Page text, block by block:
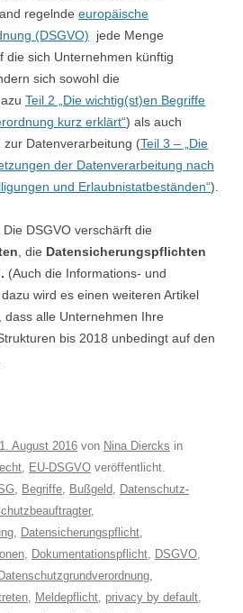
regelnde europäische
(DSGVO) jede Menge
die sich Unternehmen künftig
sich sowohl die
Teil 2 „Die wichtig(st)en Begriffe
kurz erklärt“) als auch
zur Datenverarbeitung (Teil 3 – „Die
der Datenverarbeitung nach
und Erlaubnistatbeständen“).
DSGVO verschärft die
, die Datensicherungspflichten
(Auch die Informations- und
wird es einen weiteren Artikel
alle Unternehmen Ihre
bis 2018 unbedingt auf den
August 2016 von Nina Diercks in
, EU-DSGVO veröffentlicht.
, Begriffe, Bußgeld, Datenschutz-
,
, Datensicherungspflicht,
, Dokumentationspflicht, DSGVO,
,
, Meldepflicht, privacy by default,